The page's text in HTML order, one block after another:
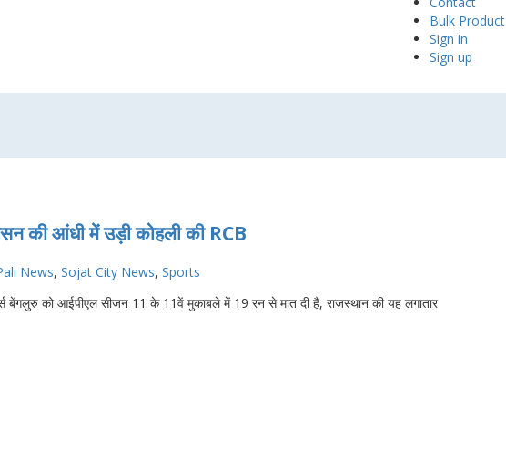
Bulk Product
Sign in
Sign up
की आंधी में उड़ी कोहली की RCB
News, Sojat City News, Sports
बेंगलुरु को आईपीएल सीजन 11 के 11वें मुकाबले में 19 रन से मात दी है, राजस्थान की यह लगातार